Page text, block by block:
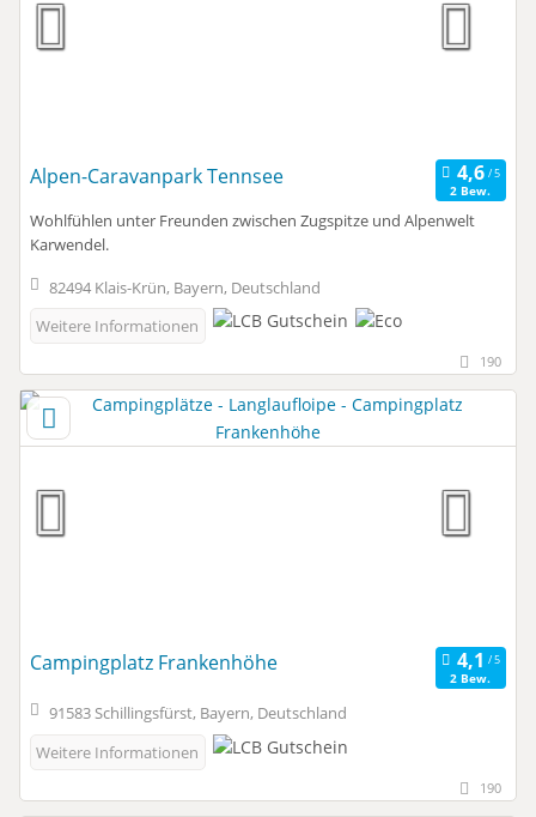
Alpen-Caravanpark Tennsee
2 Bew.
Wohlfühlen unter Freunden zwischen Zugspitze und Alpenwelt
Karwendel.
82494 Klais-Krün, Bayern, Deutschland
Weitere Informationen
190
Campingplatz Frankenhöhe
2 Bew.
91583 Schillingsfürst, Bayern, Deutschland
Weitere Informationen
190